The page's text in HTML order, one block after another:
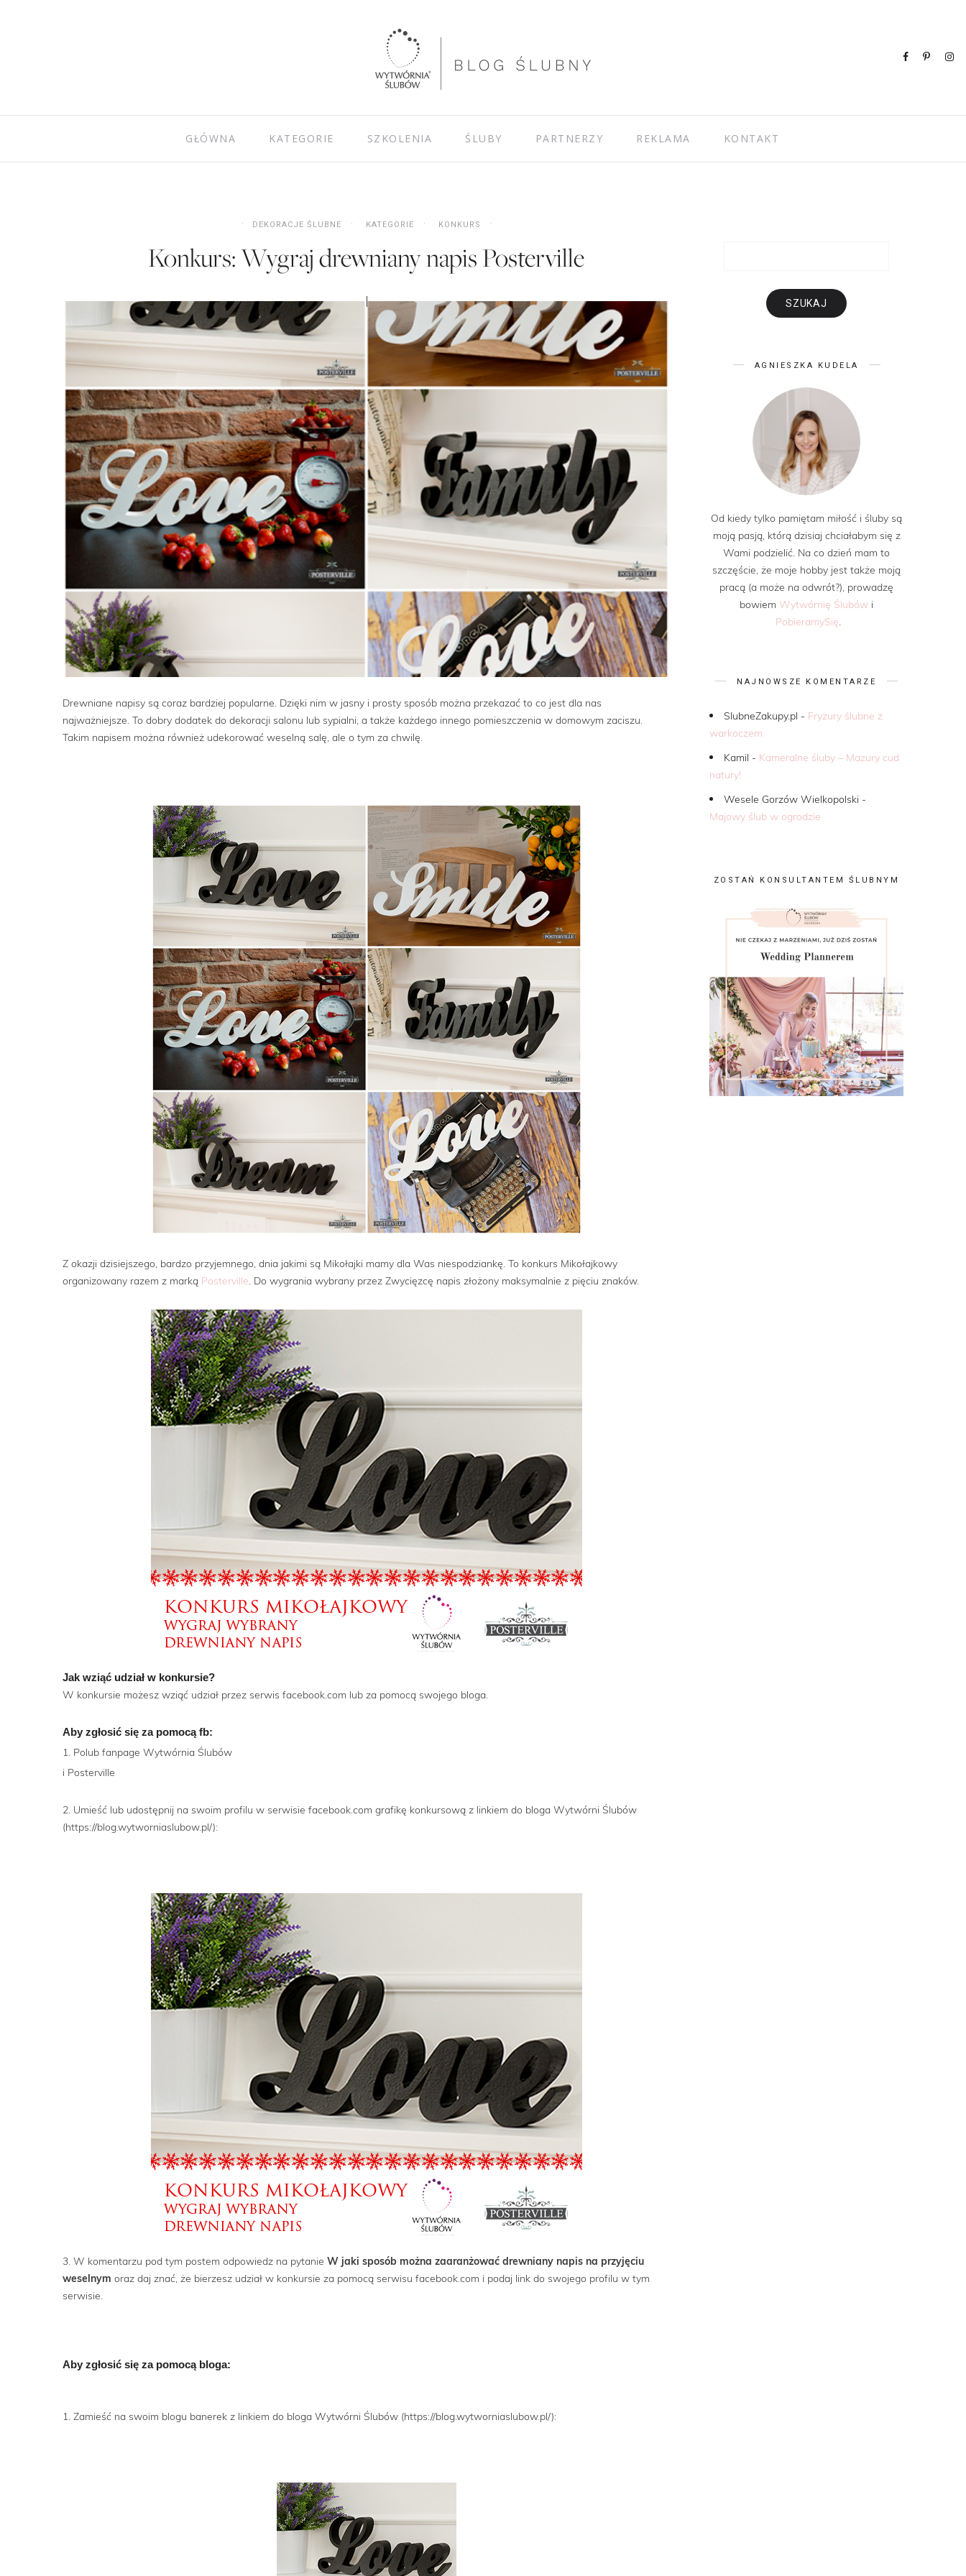
GŁÓWNA KATEGORIE SZKOLENIA ŚLUBY PARTNERZY REKLAMA KONTAKT
DEKORACJE ŚLUBNE KATEGORIE KONKURS
Konkurs: Wygraj drewniany napis Posterville
Drewniane napisy są coraz bardziej popularne. Dzięki nim w jasny i prosty sposób można przekazać to co jest dla nas
najważniejsze. To dobry dodatek do dekoracji salonu lub sypialni, a także każdego innego pomieszczenia w domowym zaciszu.
Takim napisem można również udekorować weselną salę, ale o tym za chwilę.
Z okazji dzisiejszego, bardzo przyjemnego, dnia jakimi są Mikołajki mamy dla Was niespodziankę. To konkurs Mikołajkowy
organizowany razem z marką Posterville. Do wygrania wybrany przez Zwycięzcę napis złożony maksymalnie z pięciu znaków.
Jak wziąć udział w konkursie?
W konkursie możesz wziąć udział przez serwis facebook.com lub za pomocą swojego bloga.
Aby zgłosić się za pomocą fb:
1. Polub fanpage Wytwórnia Ślubów
i Posterville
2. Umieść lub udostępnij na swoim profilu w serwisie facebook.com grafikę konkursową z linkiem do bloga Wytwórni Ślubów
(https://blog.wytworniaslubow.pl/):
3. W komentarzu pod tym postem odpowiedz na pytanie W jaki sposób można zaaranżować drewniany napis na przyjęciu
weselnym oraz daj znać, że bierzesz udział w konkursie za pomocą serwisu facebook.com i podaj link do swojego profilu w tym
serwisie.
Aby zgłosić się za pomocą bloga:
1. Zamieść na swoim blogu banerek z linkiem do bloga Wytwórni Ślubów (https://blog.wytworniaslubow.pl/):
AGNIESZKA KUDELA
Od kiedy tylko pamiętam miłość i śluby są
moją pasją, którą dzisiaj chciałabym się z
Wami podzielić. Na co dzień mam to
szczęście, że moje hobby jest także moją
pracą (a może na odwrót?), prowadzę
bowiem Wytwórnię Ślubów i
PobieramySię
NAJNOWSZE KOMENTARZE
SlubneZakupy.pl - Fryzury ślubne z
warkoczem
Kamil - Kameralne śluby – Mazury cud
natury!
Wesele Gorzów Wielkopolski -
Majowy ślub w ogrodzie
ZOSTAŃ KONSULTANTEM ŚLUBNYM